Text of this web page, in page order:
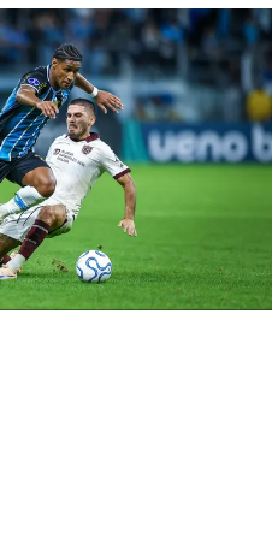
a três defensores
em alas, enquanto o
deram profundidade. O
o corredor central, teve
no setor defensivo.
à qualidade do adversário,
do técnico funcionou na
o Tricolor recebe o
dificuldade. Para que o
que o novo modelo de